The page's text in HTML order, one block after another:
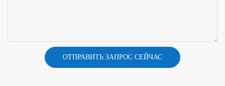
ОТПРАВИТЬ ЗАПРОС СЕЙЧАС